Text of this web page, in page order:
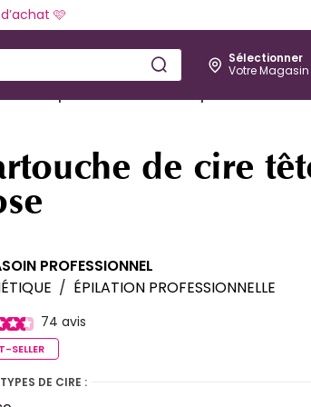
🩷
Sélectionner
Votre Magasin
technique Esthétique
de cire
PROFESSIONNEL
/ ÉPILATION PROFESSIONNELLE
74 avis
SELLER
DE CIRE :